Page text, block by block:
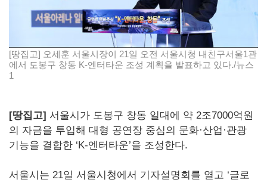
[땅집고] 오세훈 서울시장이 21일 오전 서울시청 내친구서울1관
에서 도봉구 창동 K-엔터타운 조성 계획을 발표하고 있다./뉴스
1
[땅집고] 서울시가 도봉구 창동 일대에 약 2조7000억원
의 자금을 투입해 대형 공연장 중심의 문화·산업·관광
기능을 결합한 ‘K-엔터타운’을 조성한다.
서울시는 21일 서울시청에서 기자설명회를 열고 ‘글로